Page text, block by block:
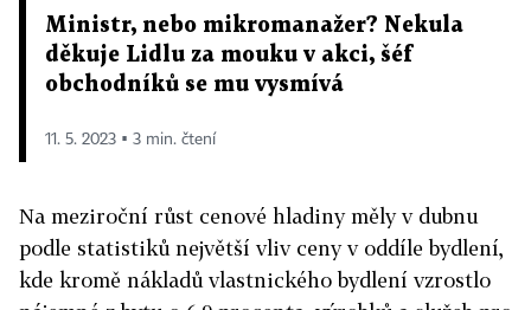
Ministr, nebo mikromanažer? Nekula
děkuje Lidlu za mouku v akci, šéf
obchodníků se mu vysmívá
11. 5. 2023 ▪ 3 min. čtení
Na meziroční růst cenové hladiny měly v dubnu
podle statistiků největší vliv ceny v oddíle bydlení,
kde kromě nákladů vlastnického bydlení vzrostlo